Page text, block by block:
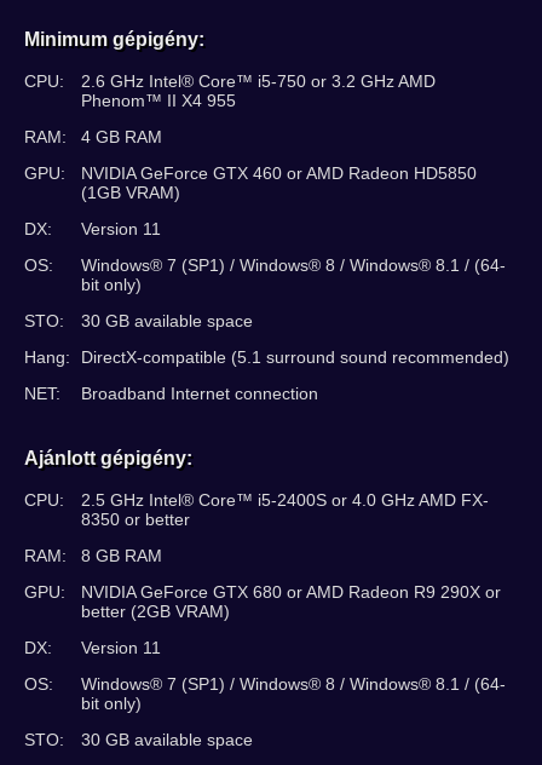
Minimum gépigény:
CPU:
2.6 GHz Intel® Core™ i5-750 or 3.2 GHz AMD
Phenom™ II X4 955
RAM:
4 GB RAM
GPU:
NVIDIA GeForce GTX 460 or AMD Radeon HD5850
(1GB VRAM)
DX:
Version 11
OS:
Windows® 7 (SP1) / Windows® 8 / Windows® 8.1 / (64-
bit only)
STO:
30 GB available space
Hang:
DirectX-compatible (5.1 surround sound recommended)
NET:
Broadband Internet connection
Ajánlott gépigény:
CPU:
2.5 GHz Intel® Core™ i5-2400S or 4.0 GHz AMD FX-
8350 or better
RAM:
8 GB RAM
GPU:
NVIDIA GeForce GTX 680 or AMD Radeon R9 290X or
better (2GB VRAM)
DX:
Version 11
OS:
Windows® 7 (SP1) / Windows® 8 / Windows® 8.1 / (64-
bit only)
STO:
30 GB available space